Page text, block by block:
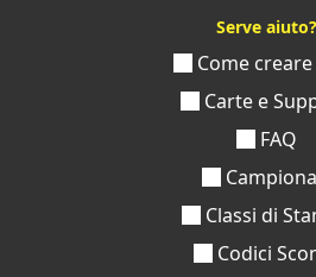
Serve aiuto?
Come
Carte e
FAQ
Classi di
Codici